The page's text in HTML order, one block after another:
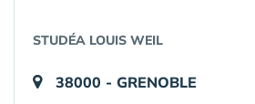
STUDÉA LOUIS WEIL
38000 - GRENOBLE